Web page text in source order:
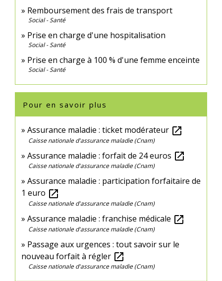
Remboursement des frais de transport
Social - Santé
Prise en charge d'une hospitalisation
Social - Santé
Prise en charge à 100 % d'une femme enceinte
Social - Santé
Pour en savoir plus
Assurance maladie : ticket modérateur open_in_new
Caisse nationale d'assurance maladie (Cnam)
Assurance maladie : forfait de 24 euros open_in_new
Caisse nationale d'assurance maladie (Cnam)
Assurance maladie : participation forfaitaire de
1 euro open_in_new
Caisse nationale d'assurance maladie (Cnam)
Assurance maladie : franchise médicale open_in_new
Caisse nationale d'assurance maladie (Cnam)
Passage aux urgences : tout savoir sur le
nouveau forfait à régler open_in_new
Caisse nationale d'assurance maladie (Cnam)